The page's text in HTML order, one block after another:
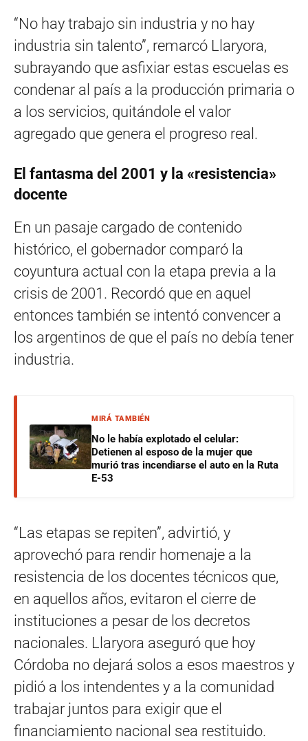
“No hay trabajo sin industria y no hay
industria sin talento”, remarcó Llaryora,
subrayando que asfixiar estas escuelas es
condenar al país a la producción primaria o
a los servicios, quitándole el valor
agregado que genera el progreso real.
El fantasma del 2001 y la «resistencia»
docente
En un pasaje cargado de contenido
histórico, el gobernador comparó la
coyuntura actual con la etapa previa a la
crisis de 2001. Recordó que en aquel
entonces también se intentó convencer a
los argentinos de que el país no debía tener
industria.
MIRÁ TAMBIÉN
No le había explotado el celular:
Detienen al esposo de la mujer que
murió tras incendiarse el auto en la Ruta
E-53
“Las etapas se repiten”, advirtió, y
aprovechó para rendir homenaje a la
resistencia de los docentes técnicos que,
en aquellos años, evitaron el cierre de
instituciones a pesar de los decretos
nacionales. Llaryora aseguró que hoy
Córdoba no dejará solos a esos maestros y
pidió a los intendentes y a la comunidad
trabajar juntos para exigir que el
financiamiento nacional sea restituido.